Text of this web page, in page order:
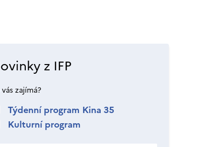
z IFP
zajímá?
Týdenní program Kina 35
Kulturní program